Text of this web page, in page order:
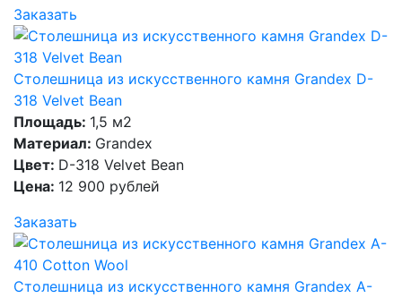
Заказать
Столешница из искусственного камня Grandex D-
318 Velvet Bean
Площадь: 1,5 м2
Материал: Grandex
Цвет: D-318 Velvet Bean
Цена: 12 900 рублей
Заказать
Столешница из искусственного камня Grandex A-